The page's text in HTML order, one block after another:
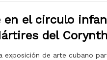
en el circulo
del
exposición de arte cubano